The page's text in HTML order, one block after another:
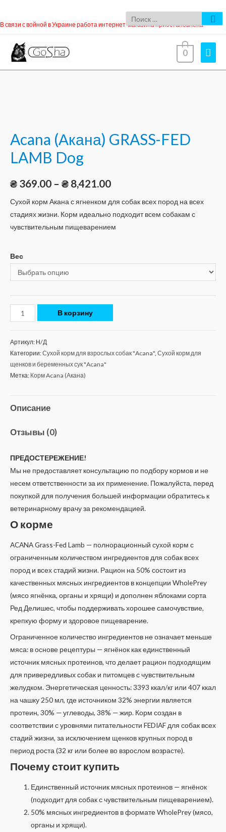
В связи с войной в Украине работа интернет-магазина приостановлена
0
Acana (Акана) GRASS-FED
LAMB Dog
₴ 369.00 – ₴ 8,421.00
Сухой корм Акана с ягненком для собак всех пород на всех
стадиях жизни. Корм идеально подходит всем собакам с
чувствительным пищеварением
Вес
В корзину
Артикул: Н/Д
Категории:Сухой корм для взрослых собак "Acana", Сухой корм для
щенков и беременных сук "Acana"
Метка: Корм Acana (Акана)
Описание
Отзывы (0)
ПРЕДОСТЕРЕЖЕНИЕ!
Мы не предоставляет консультацию по подбору кормов и не
несем ответственности за их применение. Пожалуйста, перед
покупкой для получения большей информации обратитесь к
ветеринарному врачу за рекомендацией.
О корме
ACANA Grass-Fed Lamb — полнорационный сухой корм с
ограниченным количеством ингредиентов для собак всех
пород и всех стадий жизни. Рацион на 50% состоит из
качественных мясных ингредиентов в концепции WholePrey
(мясо ягнёнка, органы и хрящи) и дополнен яблоками сорта
Ред Делишес, чтобы поддерживать хорошее самочувствие,
крепкую форму и здоровое пищеварение.
Ограниченное количество ингредиентов не означает меньше
мяса: в основе рецептуры — ягнёнок как единственный
источник мясных протеинов, что делает рацион подходящим
для привередливых собак и питомцев с чувствительным
желудком. Энергетическая ценность: 3393 ккал/кг или 407 ккал
на чашку 250 мл, где источником 32% энергии является
протеин, 30% — углеводы, 38% — жир. Корм создан в
соответствии с уровнями питательности FEDIAF для собак всех
стадий жизни, за исключением щенков крупных пород в
период роста (32 кг или более во взрослом возрасте).
Почему стоит купить
Единственный источник мясных протеинов — ягнёнок
(подходит для собак с чувствительным пищеварением).
50% мясных ингредиентов в формате WholePrey (мясо,
органы и хрящи).